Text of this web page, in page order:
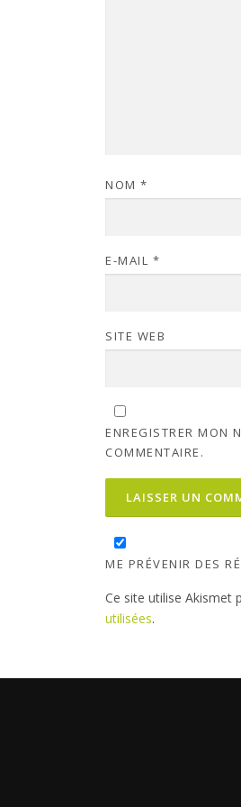
NOM *
E-MAIL *
SITE WEB
ENREGISTRER MON
COMMENTAIRE.
ME PRÉVENIR DES
Ce site utilise Akismet
utilisées.